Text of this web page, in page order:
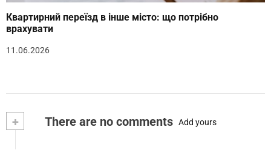
Квартирний переїзд в інше місто: що потрібно
врахувати
11.06.2026
+ There are no comments Add yours